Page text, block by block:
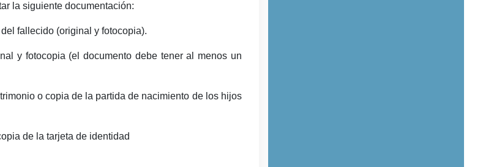
la siguiente documentación:
fallecido (original y fotocopia).
y fotocopia (el documento debe tener al menos un
o copia de la partida de nacimiento de los hijos
de la tarjeta de identidad